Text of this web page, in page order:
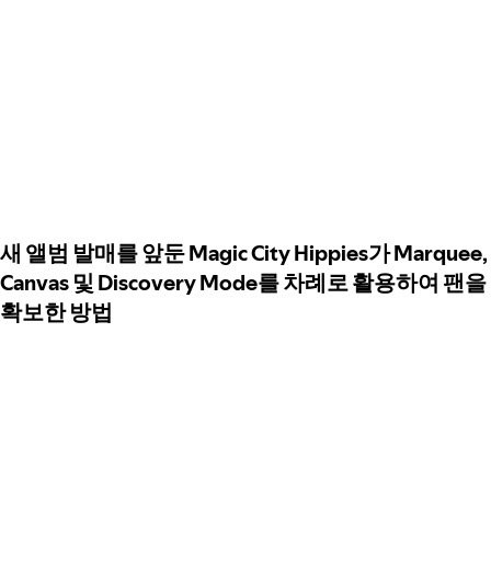
새 앨범 발매를 앞둔 Magic City Hippies가 Marquee,
Canvas 및 Discovery Mode를 차례로 활용하여 팬을
확보한 방법